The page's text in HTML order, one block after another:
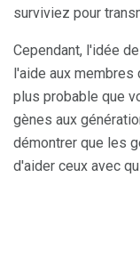
surviviez pour
Cependant, l'idée
l'aide aux
plus probable que
gènes aux
démontrer que les
d'aider ceux avec